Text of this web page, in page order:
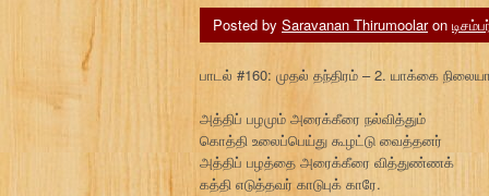
Posted by Saravanan Thirumoolaron
பாடல் #160: முதல் தந்திரம் – 2. யாக்கை
அத்திப் பழமும் அரைக்கீரை நல்வித்தும்
கொத்தி உலைப்பெய்து கூழட்டு வைத்தனர்
அத்திப் பழத்தை அரைக்கீரை வித்துண்ணக்
கத்தி எடுத்தவர் காடுபுக் காரே.